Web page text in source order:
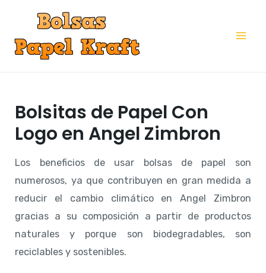
contenido
Bolsitas de Papel Con
Logo en Angel Zimbron
Los beneficios de usar bolsas de papel son
numerosos, ya que contribuyen en gran medida a
reducir el cambio climático en Angel Zimbron
gracias a su composición a partir de productos
naturales y porque son biodegradables, son
reciclables y sostenibles.